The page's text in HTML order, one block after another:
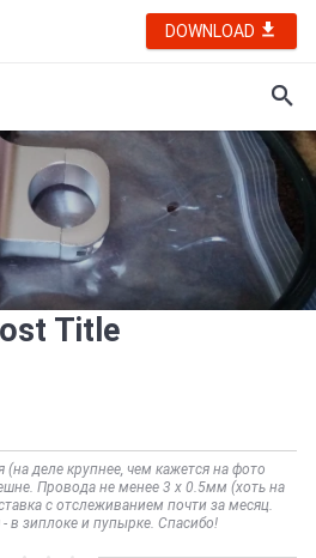
DOWNLOAD
Title
деле крупнее, чем кажется на фото
Провода не менее 3 х 0.5мм (хоть на
с отслеживанием почти за месяц.
в зиплоке и пупырке. Спасибо!